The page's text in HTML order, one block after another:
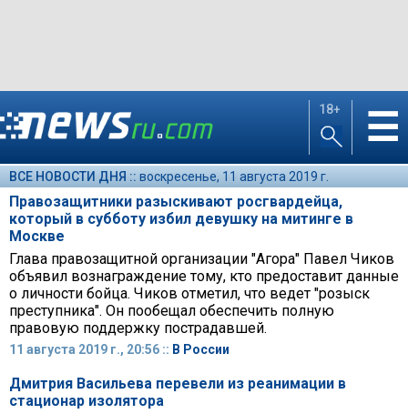
18+ ☰
ВСЕ НОВОСТИ ДНЯ :: воскресенье, 11 августа 2019 г.
Правозащитники разыскивают росгвардейца,
который в субботу избил девушку на митинге в
Москве
Глава правозащитной организации "Агора" Павел Чиков
объявил вознаграждение тому, кто предоставит данные
о личности бойца. Чиков отметил, что ведет "розыск
преступника". Он пообещал обеспечить полную
правовую поддержку пострадавшей.
11 августа 2019 г., 20:56 :: В России
Дмитрия Васильева перевели из реанимации в
стационар изолятора